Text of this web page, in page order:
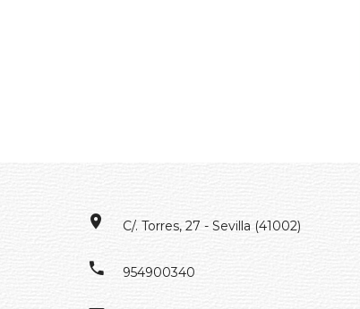
C/. Torres, 27 - Sevilla (41002)
954900340